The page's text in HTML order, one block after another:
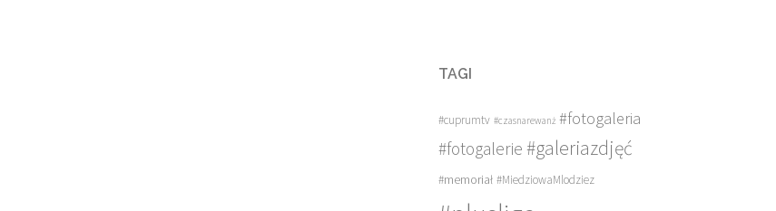
TAGI
#cuprumtv #czasnarewanż #fotogaleria
#fotogalerie #galeriazdjęć
#memoriał #MiedziowaMlodziez